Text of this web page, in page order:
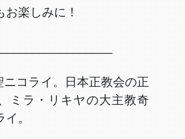
楽しみに！
コライ。日本正教会の正
ミラ・リキヤの大主教奇
。